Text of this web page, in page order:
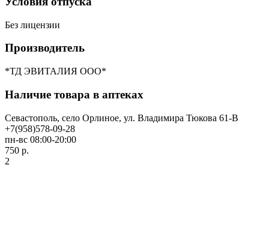
Без лицензии
Производитель
*ТД ЭВИТАЛИЯ ООО*
Наличие товара в аптеках
Севастополь, село Орлиное, ул. Владимира Тюкова 61-В
+7(958)578-09-28
пн-вс 08:00-20:00
750 р.
2